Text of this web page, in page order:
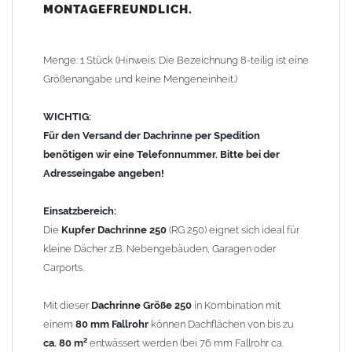
Langlebig
Wartungsfrei
Hohe Lebensdauer durch
Rostfrei & korrosionsbeständig
Gewicht: 1,26 kg/lfm
Allgemeine Hinweise / Informationen:
MONTAGEFREUNDLICH.
Menge: 1 Stück (Hinweis: Die Bezeichnung 8-teilig ist eine
Größenangabe und keine Mengeneinheit.)
WICHTIG:
Für den Versand der Dachrinne per Spedition
benötigen wir eine Telefonnummer. Bitte bei der
Adresseingabe angeben!
Einsatzbereich:
Die Kupfer Dachrinne 250 (RG 250) eignet sich ideal für
kleine Dächer z.B. Nebengebäuden, Garagen oder
Carports.
Mit dieser Dachrinne Größe 250 in Kombination mit
einem 80 mm Fallrohr können Dachflächen von bis zu
ca. 80 m² entwässert werden (bei 76 mm Fallrohr ca.